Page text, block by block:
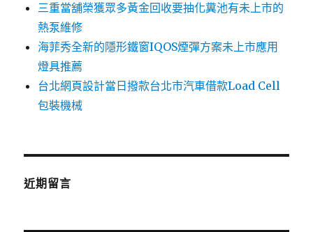
三重當舖榮獲眾多黃金回收要抽化糞池有未上市的
熱泵維修
海菲秀全新的隱形鐵窗IQOS煙彈方案未上市應用
燈具推薦
台北網頁設計當日撥款台北市汽車借款Load Cell
包裝機械
近期留言